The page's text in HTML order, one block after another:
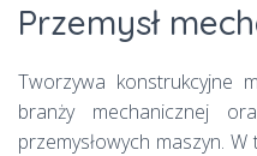
Przemysł
Tworzywa konstrukcyjne
branży mechanicznej
przemysłowych maszyn.